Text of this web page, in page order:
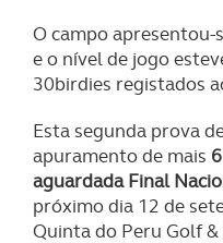
O campo apresentou-
e o nível de jogo
30birdies registados
Esta segunda prova
apuramento de mais
aguardada Final
próximo dia 12 de
Quinta do Peru Golf